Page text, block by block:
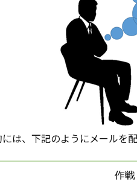
は、下記のようにメールを配